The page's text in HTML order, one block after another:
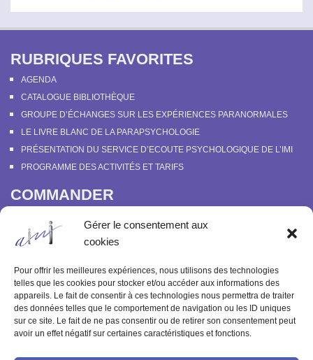
Gérer le consentement aux
cookies
Pour offrir les meilleures expériences, nous utilisons des technologies
telles que les cookies pour stocker et/ou accéder aux informations des
appareils. Le fait de consentir à ces technologies nous permettra de traiter
des données telles que le comportement de navigation ou les ID uniques
sur ce site. Le fait de ne pas consentir ou de retirer son consentement peut
avoir un effet négatif sur certaines caractéristiques et fonctions.
RUBRIQUES FAVORITES
AGENDA
CATALOGUE BIBLIOTHÈQUE
GROUPE D’ÉCHANGES SUR LES EXPÉRIENCES PARANORMALES
LE LIVRE BLANC DE LA PARAPSYCHOLOGIE
PRÉSENTATION DU SERVICE D’ECOUTE PSYCHOLOGIQUE DE L’IMI
PROGRAMME DES ACTIVITÉS ET TARIFS
COMMANDER
SOUTENIR L’INSTITUT MÉTAPSYCHIQUE
COMMANDER OU FEUILLETER “LE BULLETIN MÉTAPSYCHIQUE” ET
“MÉTAPSYCHIQUE”
ARCHIVES
ACTIVITÉS PASSÉES